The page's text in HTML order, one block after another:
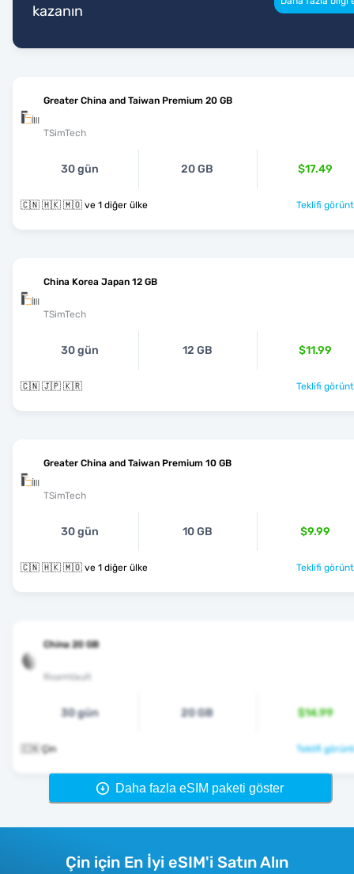
kazanın
Greater China and Taiwan Premium 20 GB
TSimTech
30 gün 20 GB $17.49
🇨🇳 🇭🇰 🇲🇴 ve 1 diğer ülke Teklifi
China Korea Japan 12 GB
TSimTech
30 gün 12 GB $11.99
🇨🇳 🇯🇵 🇰🇷 Teklifi
Greater China and Taiwan Premium 10 GB
TSimTech
30 gün 10 GB $9.99
🇨🇳 🇭🇰 🇲🇴 ve 1 diğer ülke Teklifi
China 20 GB
RoamVault
30 gün 20 GB $14.99
🇨🇳 Çin Teklifi
Daha fazla eSIM paketi göster
Çin için En İyi eSIM'i Satın Alın